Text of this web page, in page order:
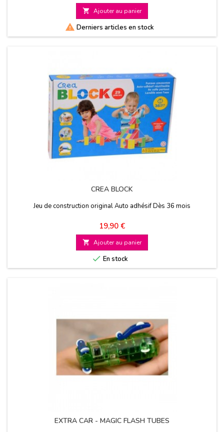
de
base
 Ajouter au panier
 Derniers articles en stock
CREA BLOCK
Jeu de construction original Auto adhésif Dès 36 mois
Prix
19,90 €
 Ajouter au panier
 En stock
EXTRA CAR - MAGIC FLASH TUBES